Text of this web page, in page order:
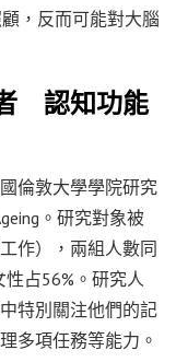
，反而可能對大腦
認知功能
倫敦大學學院研究
。研究對象被
作），兩組人數同
占56%。研究人
特別關注他們的記
多項任務等能力。